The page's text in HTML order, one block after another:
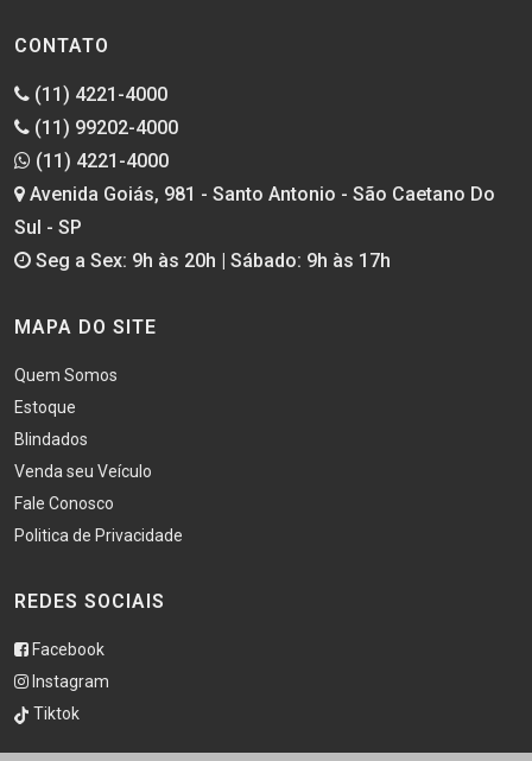
CONTATO
(11) 4221-4000
(11) 99202-4000
(11) 4221-4000
Avenida Goiás, 981 - Santo Antonio - São Caetano Do
Sul - SP
Seg a Sex: 9h às 20h | Sábado: 9h às 17h
MAPA DO SITE
Quem Somos
Estoque
Blindados
Venda seu Veículo
Fale Conosco
Politica de Privacidade
REDES SOCIAIS
Facebook
Instagram
Tiktok